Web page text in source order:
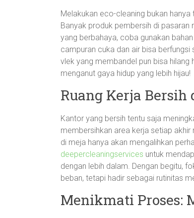
Melakukan eco-cleaning bukan
Banyak produk pembersih di pasaran
yang berbahaya, coba gunakan
campuran cuka dan air bisa berfungsi
vlek yang membandel pun bisa hilang
menganut gaya hidup yang lebih hijau!
Ruang Kerja
Kantor yang bersih tentu saja
membersihkan area kerja setiap
di meja hanya akan mengalihkan
deepercleaningservices untuk
dengan lebih dalam. Dengan begitu,
beban, tetapi hadir sebagai rutinitas
Menikmati Proses: